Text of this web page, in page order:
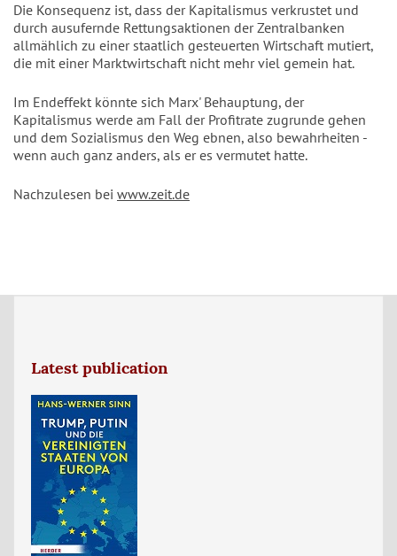
Die Konsequenz ist, dass der Kapitalismus verkrustet und
durch ausufernde Rettungsaktionen der Zentralbanken
allmählich zu einer staatlich gesteuerten Wirtschaft mutiert,
die mit einer Marktwirtschaft nicht mehr viel gemein hat.
Im Endeffekt könnte sich Marx' Behauptung, der
Kapitalismus werde am Fall der Profitrate zugrunde gehen
und dem Sozialismus den Weg ebnen, also bewahrheiten -
wenn auch ganz anders, als er es vermutet hatte.
Nachzulesen bei www.zeit.de
Latest publication